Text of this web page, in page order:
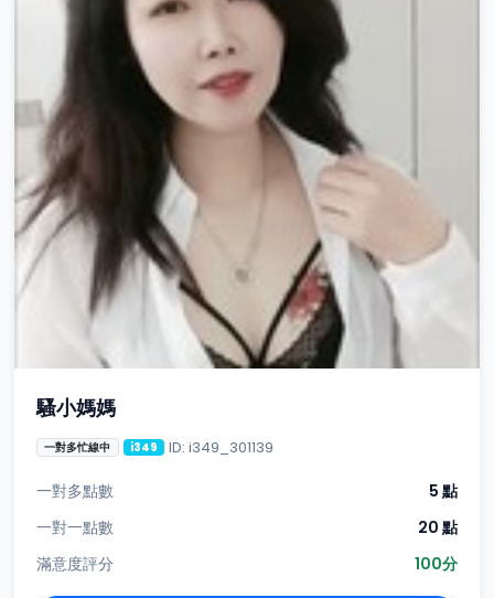
騷小媽媽
一對多忙線中 i349 ID: i349_301139
一對多點數
5 點
一對一點數
20 點
滿意度評分
100分